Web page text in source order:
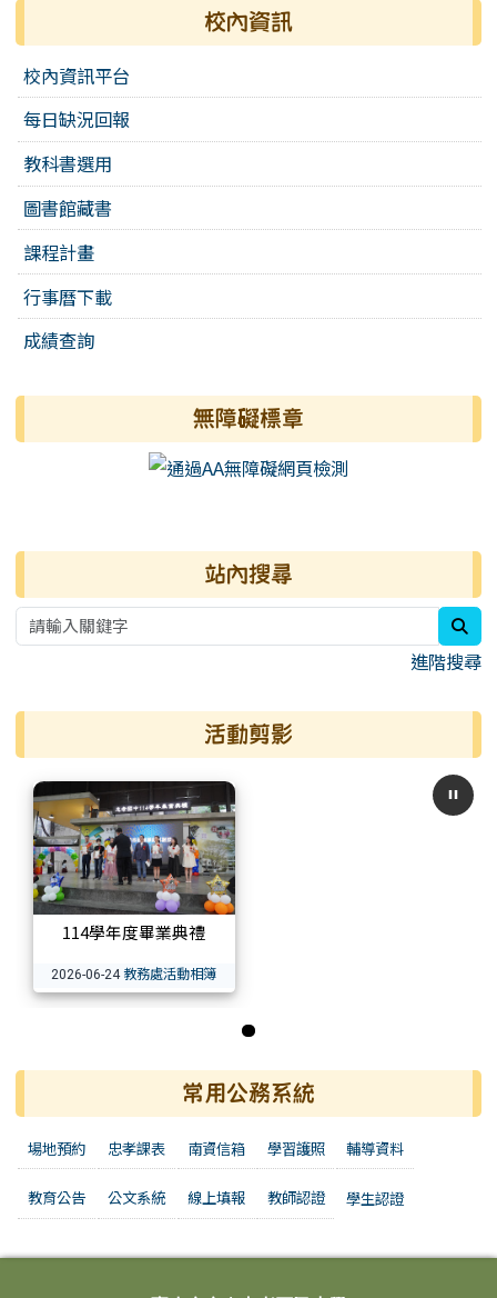
校內資訊
校內資訊平台
每日缺況回報
教科書選用
圖書館藏書
課程計畫
行事曆下載
成績查詢
無障礙標章
右邊區域內容 站內搜尋
進階搜尋
活動剪影
114學年度畢業典禮
2026-06-24 教務處活動相簿
常用公務系統
場地預約 忠孝課表 南資信箱 學習護照 輔導資料
教育公告 公文系統 線上填報 教師認證 學生認證